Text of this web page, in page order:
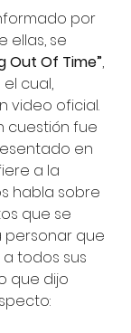
por
ellas, se
Out Of Time”,
cual,
video oficial.
cuestión fue
en
a la
habla sobre
que se
personar que
todos sus
que dijo